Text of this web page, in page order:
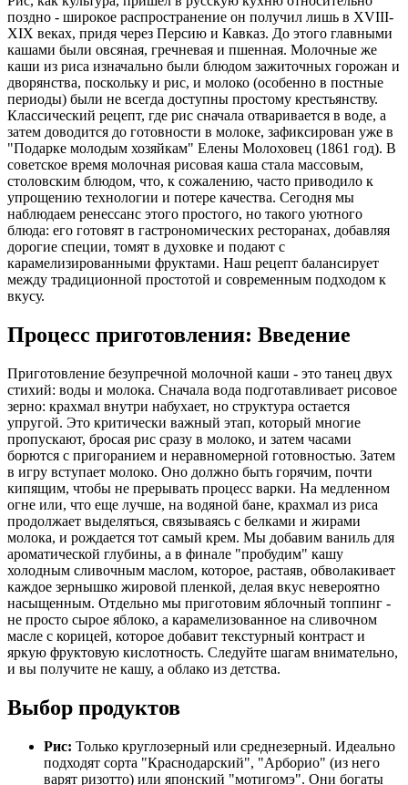
поздно - широкое распространение он получил лишь в XVIII-
XIX веках, придя через Персию и Кавказ. До этого главными
кашами были овсяная, гречневая и пшенная. Молочные же
каши из риса изначально были блюдом зажиточных горожан и
дворянства, поскольку и рис, и молоко (особенно в постные
периоды) были не всегда доступны простому крестьянству.
Классический рецепт, где рис сначала отваривается в воде, а
затем доводится до готовности в молоке, зафиксирован уже в
"Подарке молодым хозяйкам" Елены Молоховец (1861 год). В
советское время молочная рисовая каша стала массовым,
столовским блюдом, что, к сожалению, часто приводило к
упрощению технологии и потере качества. Сегодня мы
наблюдаем ренессанс этого простого, но такого уютного
блюда: его готовят в гастрономических ресторанах, добавляя
дорогие специи, томят в духовке и подают с
карамелизированными фруктами. Наш рецепт балансирует
между традиционной простотой и современным подходом к
вкусу.
Процесс приготовления: Введение
Приготовление безупречной молочной каши - это танец двух
стихий: воды и молока. Сначала вода подготавливает рисовое
зерно: крахмал внутри набухает, но структура остается
упругой. Это критически важный этап, который многие
пропускают, бросая рис сразу в молоко, и затем часами
борются с пригоранием и неравномерной готовностью. Затем
в игру вступает молоко. Оно должно быть горячим, почти
кипящим, чтобы не прерывать процесс варки. На медленном
огне или, что еще лучше, на водяной бане, крахмал из риса
продолжает выделяться, связываясь с белками и жирами
молока, и рождается тот самый крем. Мы добавим ваниль для
ароматической глубины, а в финале "пробудим" кашу
холодным сливочным маслом, которое, растаяв, обволакивает
каждое зернышко жировой пленкой, делая вкус невероятно
насыщенным. Отдельно мы приготовим яблочный топпинг -
не просто сырое яблоко, а карамелизованное на сливочном
масле с корицей, которое добавит текстурный контраст и
яркую фруктовую кислотность. Следуйте шагам внимательно,
и вы получите не кашу, а облако из детства.
Выбор продуктов
Рис: Только круглозерный или среднезерный. Идеально
подходят сорта "Краснодарский", "Арборио" (из него
варят ризотто) или японский "мотигомэ". Они богаты